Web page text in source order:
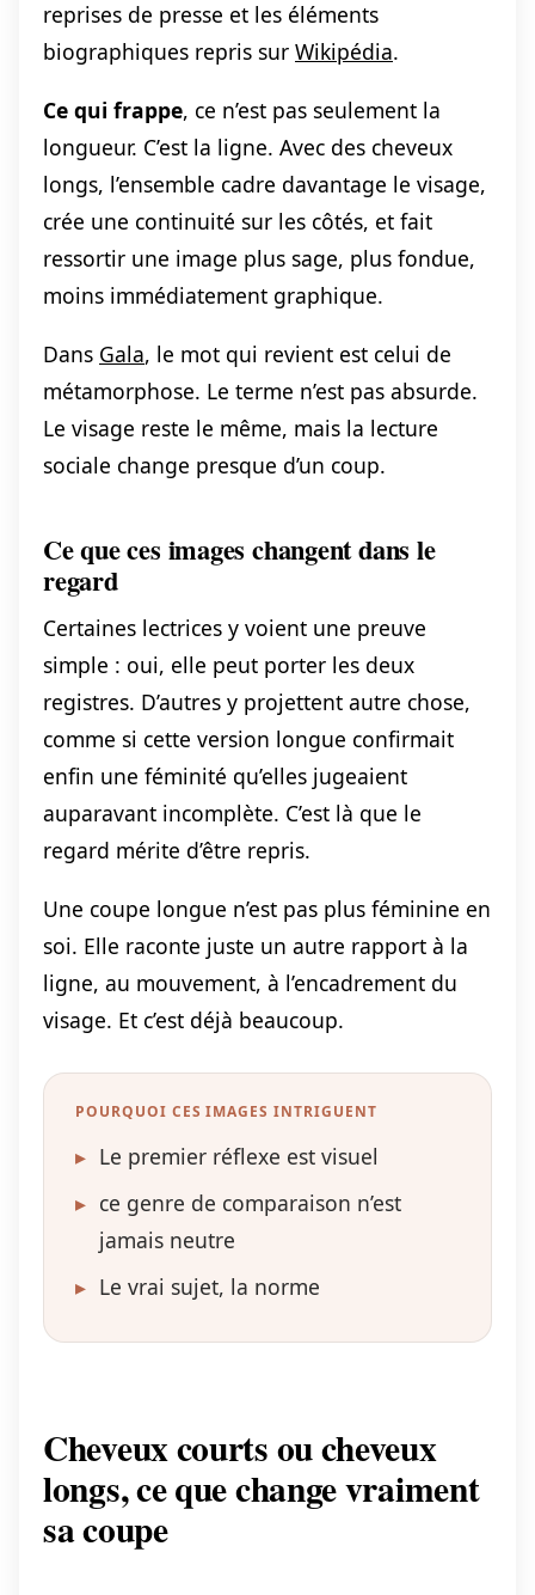
reprises de presse et les éléments
biographiques repris sur Wikipédia.
Ce qui frappe, ce n’est pas seulement la
longueur. C’est la ligne. Avec des cheveux
longs, l’ensemble cadre davantage le visage,
crée une continuité sur les côtés, et fait
ressortir une image plus sage, plus fondue,
moins immédiatement graphique.
Dans Gala, le mot qui revient est celui de
métamorphose. Le terme n’est pas absurde.
Le visage reste le même, mais la lecture
sociale change presque d’un coup.
Ce que ces images changent dans le
regard
Certaines lectrices y voient une preuve
simple : oui, elle peut porter les deux
registres. D’autres y projettent autre chose,
comme si cette version longue confirmait
enfin une féminité qu’elles jugeaient
auparavant incomplète. C’est là que le
regard mérite d’être repris.
Une coupe longue n’est pas plus féminine en
soi. Elle raconte juste un autre rapport à la
ligne, au mouvement, à l’encadrement du
visage. Et c’est déjà beaucoup.
POURQUOI CES IMAGES INTRIGUENT
▸ Le premier réflexe est visuel
▸ ce genre de comparaison n’est
jamais neutre
▸ Le vrai sujet, la norme
Cheveux courts ou cheveux
longs, ce que change vraiment
sa coupe